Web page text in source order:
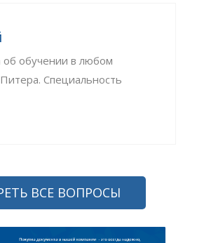
об обучении в любом
Специальность
ВСЕ ВОПРОСЫ